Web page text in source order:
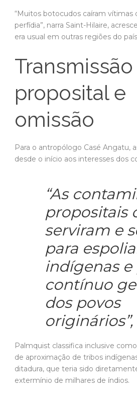
“Muitos botocudos caíram vítimas
perfídia”, narra Saint-Hilaire,
era usual em outras regiões do
proposital e
omissão
Para o antropólogo Casé Angatu,
desde o início aos interesses dos
“As
propositais
serviram e
para
indígenas e
contínuo
dos povos
Palmquist classifica inclusive
de aproximação de tribos
ditadura, que teria sido
extermínio de milhares de índios.